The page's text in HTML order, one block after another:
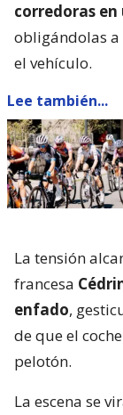
corredoras
obligándolas
el vehículo.
Lee también...
La tensión
francesa
enfado,
de que el
pelotón.
La escena se